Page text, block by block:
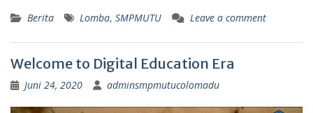
Berita Lomba, SMPMUTU Leave a comment
Welcome to Digital Education Era
Juni 24, 2020 adminsmpmutucolomadu